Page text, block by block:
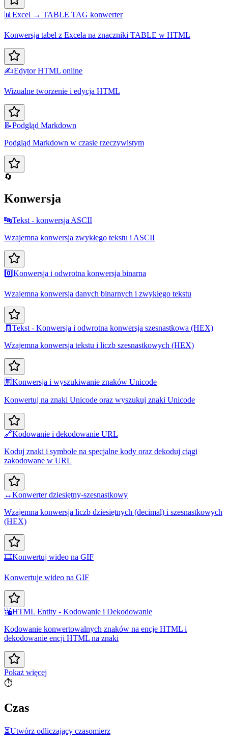
📊 Excel → TABLE TAG konwerter
Konwersja tabel z Excela na znaczniki TABLE w HTML
✍️Edytor HTML online
Wizualne tworzenie i edycja HTML
📝Podgląd Markdown
Podgląd Markdown w czasie rzeczywistym
🔄
Konwersja
🔤Tekst - konwersja ASCII
Wzajemna konwersja zwykłego tekstu i ASCII
0️⃣Konwersja i odwrotna konwersja binarna
Wzajemna konwersja danych binarnych i zwykłego tekstu
🧾 Tekst - Konwersja i odwrotna konwersja szesnastkowa (HEX)
Wzajemna konwersja tekstu i liczb szesnastkowych (HEX)
🈚Konwersja i wyszukiwanie znaków Unicode
Konwertuj na znaki Unicode oraz wyszukuj znaki Unicode
🔗Kodowanie i dekodowanie URL
Koduj znaki i symbole na specjalne kody oraz dekoduj ciągi
zakodowane w URL
↔️Konwerter dziesiętny-szesnastkowy
Wzajemna konwersja liczb dziesiętnych (decimal) i szesnastkowych
(HEX)
🎞️Konwertuj wideo na GIF
Konwertuje wideo na GIF
🔣HTML Entity - Kodowanie i Dekodowanie
Kodowanie konwertowalnych znaków na encje HTML i
dekodowanie encji HTML na znaki
Pokaż więcej
⏱️
Czas
⏳Utwórz odliczający czasomierz